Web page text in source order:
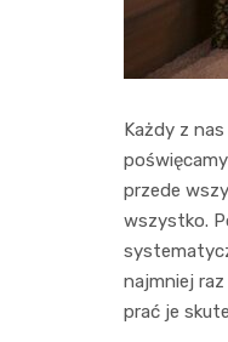
Każdy z
przede
wszystko.
najmniej
prać je